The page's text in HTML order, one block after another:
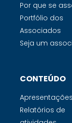
Por que se
Portfólio dos
Associados
Seja um
CONTEÚDO
Apresentações
Relatórios de